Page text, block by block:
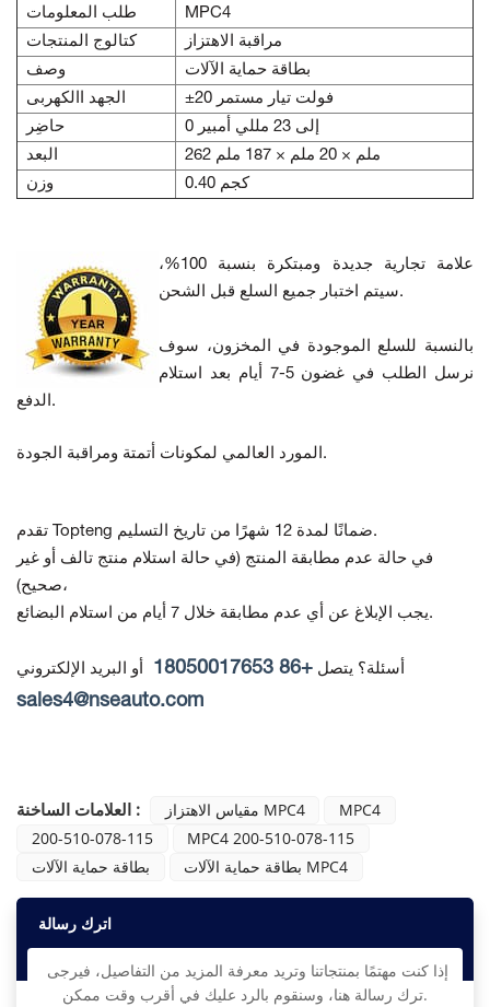
طلب المعلومات
MPC4
كتالوج المنتجات
مراقبة الاهتزاز
وصف
بطاقة حماية الآلات
الجهد االكهربى
±20 فولت تيار مستمر
حاضِر
0 إلى 23 مللي أمبير
البعد
262 ملم × 20 ملم × 187 ملم
وزن
0.40 كجم
علامة تجارية جديدة ومبتكرة بنسبة 100%،
سيتم اختبار جميع السلع قبل الشحن.
بالنسبة للسلع الموجودة في المخزون، سوف
نرسل الطلب في غضون 5-7 أيام بعد استلام
الدفع.
المورد العالمي لمكونات أتمتة ومراقبة الجودة.
تقدم Topteng ضمانًا لمدة 12 شهرًا من تاريخ التسليم.
في حالة عدم مطابقة المنتج (في حالة استلام منتج تالف أو غير
صحيح)،
يجب الإبلاغ عن أي عدم مطابقة خلال 7 أيام من استلام البضائع.
أسئلة؟ يتصل +86 18050017653 أو البريد الإلكتروني
sales4@nseauto.com
العلامات الساخنة : مقياس الاهتزاز MPC4
MPC4
200-510-078-115
MPC4 200-510-078-115
بطاقة حماية الآلات
بطاقة حماية الآلات MPC4
اترك رسالة
ترك رسالة هنا، وسنقوم بالرد عليك في أقرب وقت ممكن.